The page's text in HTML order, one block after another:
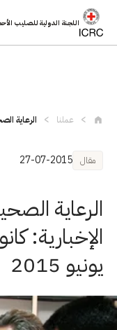
اللجنة الدولية للصليب
عملنا الرعاية
مقال 27-07-2015
الرعاية
الإخبارية:
يونيو 2015